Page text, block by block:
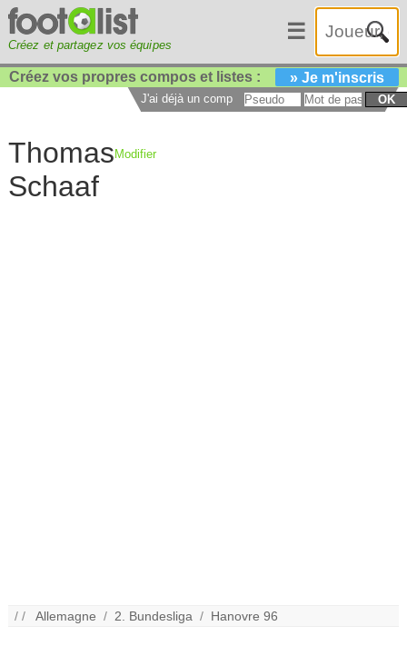
Créez et partagez vos équipes
☰
Créez vos propres compos et listes : » Je m'inscris
J'ai déjà un compte : OK
Thomas
Schaaf
Modifier
/ /Allemagne /2. Bundesliga / Hanovre 96